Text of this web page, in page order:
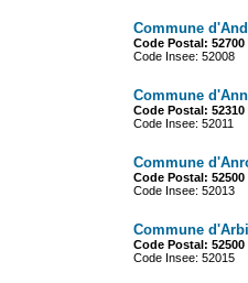
Commune
Code Postal: 52700
Code Insee: 52008
Commune
Code Postal: 52310
Code Insee: 52011
Commune
Code Postal: 52500
Code Insee: 52013
Commune
Code Postal: 52500
Code Insee: 52015